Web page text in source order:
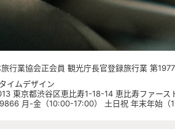
行業協会正会員 観光庁長官登録旅行業 第
イムデザイン
東京都渋谷区恵比寿1-18-14 恵比寿ファース
月-金（10:00-17:00） 土日祝 年末年始（